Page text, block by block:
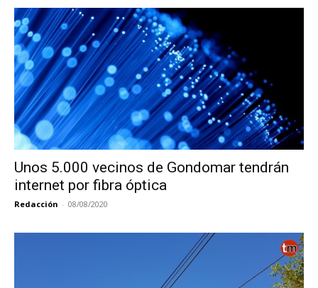
Unos 5.000 vecinos de Gondomar tendrán
internet por fibra óptica
Redacción - 08/08/2020